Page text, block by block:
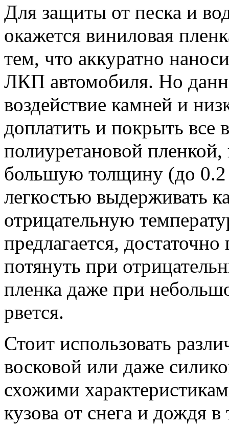
Для защиты от песка и
окажется виниловая
тем, что аккуратно
ЛКП автомобиля. Но
воздействие камней и
доплатить и покрыть
полиуретановой пленкой,
большую толщину (до
легкостью выдерживать
отрицательную
предлагается,
потянуть при
пленка даже при
рвется.
Стоит использовать
восковой или даже
схожими
кузова от снега и дождя